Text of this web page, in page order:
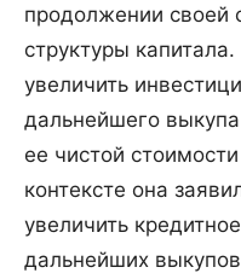
продолжении своей
структуры
увеличить
дальнейшего
ее чистой
контексте она
увеличить
дальнейших